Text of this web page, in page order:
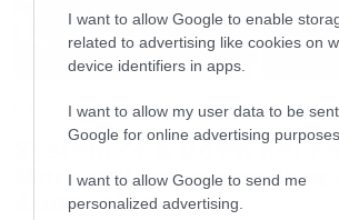
I want to allow Google to enable
related to advertising like cookies on
device identifiers in apps.
I want to allow my user data to be
Google for online advertising purposes.
I want to allow Google to send me
personalized advertising.
System of a Down και
More μαζί σε περιοδεία
Αυστραλία